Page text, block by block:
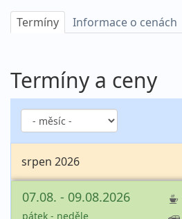
Termíny Informace o cenách
Termíny a ceny
srpen 2026
07.08. - 09.08.2026
pátek - neděle